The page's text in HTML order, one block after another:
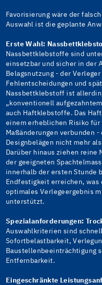
Favorisierung wäre der
Auswahl ist die geplante
Erste Wahl:
Nassbettklebstoffe sind
einsetzbar und sicher in der
Belagsnutzung - der
Fehlentscheidungen und
Nassbettklebstoff ist
„konventionell
auch Haftklebstoffe. Das
einem erheblichen Risiko für
Maßänderungen verbunden
Designbelägen nicht mehr
Darüber hinaus ziehen
der geeigneten
innerhalb der ersten Stunde
Endfestigkeit erreichen, was
optimales Verlegeergebnis
unterstützt.
Spezialanforderungen:
Auswahlkriterien sind
Sofortbelastbarkeit,
Baustellenbeeinträchtigung
Entfernbarkeit.
Eingeschränkte